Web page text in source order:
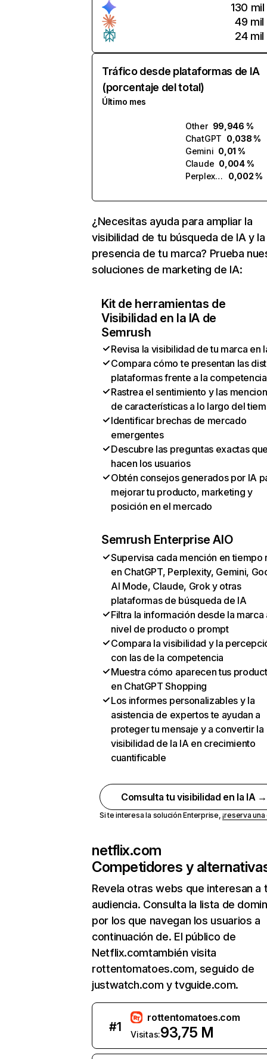
130 mil
49 mil
24 mil
Tráfico desde plataformas de IA
(porcentaje del total)
Último mes
Other 99,946 %
ChatGPT 0,038 %
Gemini 0,01 %
Claude 0,004 %
Perplexity
0,002 %
¿Necesitas ayuda para ampliar la
visibilidad de tu búsqueda de IA y la
presencia de tu marca? Prueba
soluciones de marketing de IA:
Kit de herramientas de
Visibilidad en la IA de
Semrush
Revisa la visibilidad de tu marca en
Compara cómo te presentan las
plataformas frente a la competencia
Rastrea el sentimiento y las
de características a lo largo del
Identificar brechas de mercado
emergentes
Descubre las preguntas exactas
hacen los usuarios
Obtén consejos generados por IA
mejorar tu producto, marketing y
posición en el mercado
Semrush Enterprise AIO
Supervisa cada mención en tiempo
en ChatGPT, Perplexity, Gemini,
AI Mode, Claude, Grok y otras
plataformas de búsqueda de IA
Filtra la información desde la marca
nivel de producto o prompt
Compara la visibilidad y la
con las de la competencia
Muestra cómo aparecen tus
en ChatGPT Shopping
Los informes personalizables y la
asistencia de expertos te ayudan a
proteger tu mensaje y a convertir la
visibilidad de la IA en crecimiento
cuantificable
Comsulta tu visibilidad en la IA →
Si te interesa la solución Enterprise,¡reserva
netflix.com
Competidores y
Revela otras webs que interesan a
audiencia. Consulta la lista de
por los que navegan los usuarios a
continuación de. El público de
Netflix.comtambién visita
rottentomatoes.com, seguido de
justwatch.com y tvguide.com.
#1
rottentomatoes.com
Visitas:93,75 M